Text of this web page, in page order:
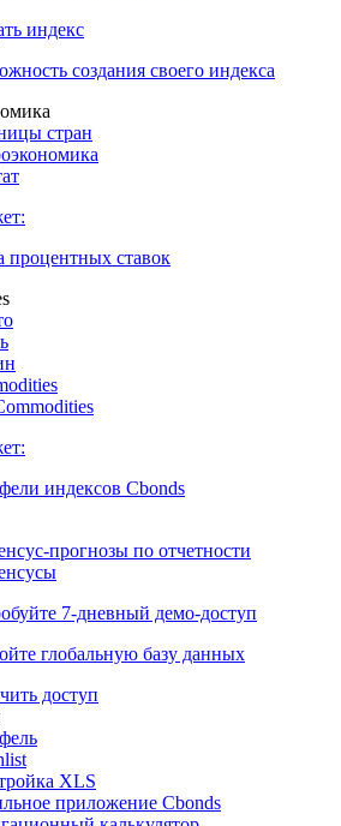
индекс
создания своего индекса
стран
процентных ставок
индексов Cbonds
прогнозы по отчетности
7-дневный демо-доступ
глобальную базу данных
доступ
XLS
приложение Cbonds